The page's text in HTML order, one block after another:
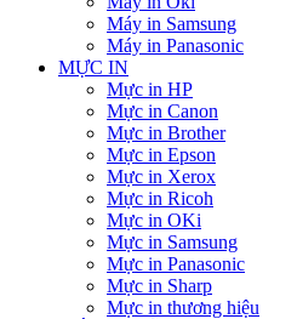
Máy in Samsung
Máy in Panasonic
MỰC IN
Mực in HP
Mực in Canon
Mực in Brother
Mực in Epson
Mực in Xerox
Mực in Ricoh
Mực in OKi
Mực in Samsung
Mực in Panasonic
Mực in Sharp
Mực in thương hiệu